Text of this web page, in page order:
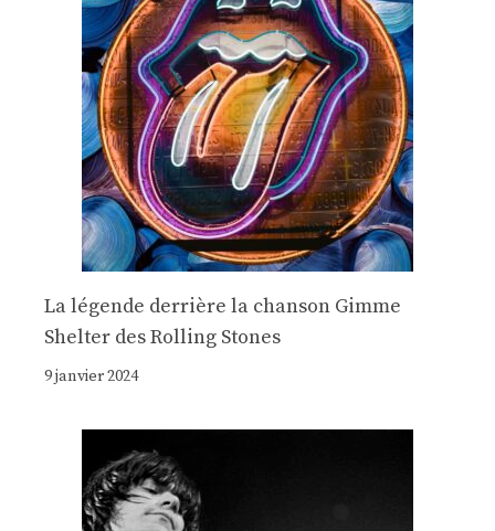
La légende derrière la chanson Gimme
Shelter des Rolling Stones
9 janvier 2024